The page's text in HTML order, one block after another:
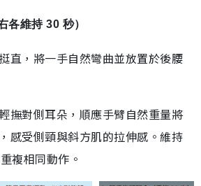
各維持 30 秒）
直，將一手自然彎曲並放置於後腰
撫對側耳朵，順應手臂自然重量將
感受側頸與斜方肌的拉伸感。維持
複相同動作。